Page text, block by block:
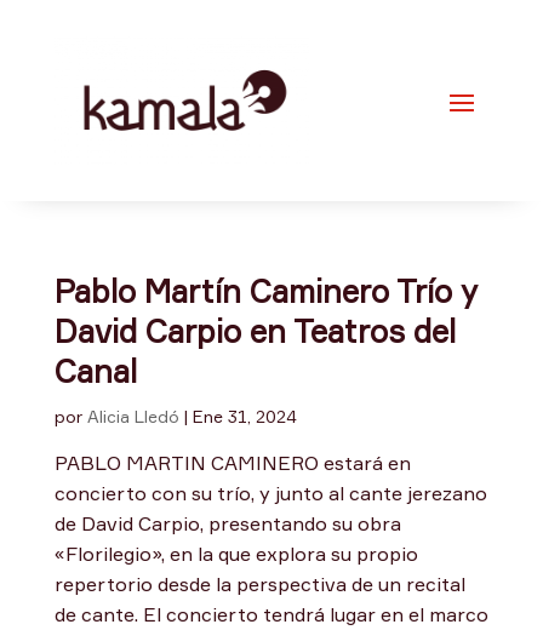
Pablo Martín Caminero Trío y
David Carpio en Teatros del
Canal
por Alicia Lledó | Ene 31, 2024
PABLO MARTIN CAMINERO estará en
concierto con su trío, y junto al cante jerezano
de David Carpio, presentando su obra
«Florilegio», en la que explora su propio
repertorio desde la perspectiva de un recital
de cante. El concierto tendrá lugar en el marco